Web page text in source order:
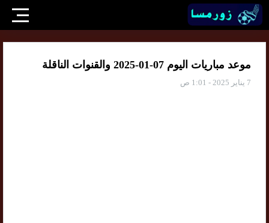
موعد مباريات اليوم 07-01-2025 والقنوات الناقلة
7 يناير 2025 - 1:01 ص